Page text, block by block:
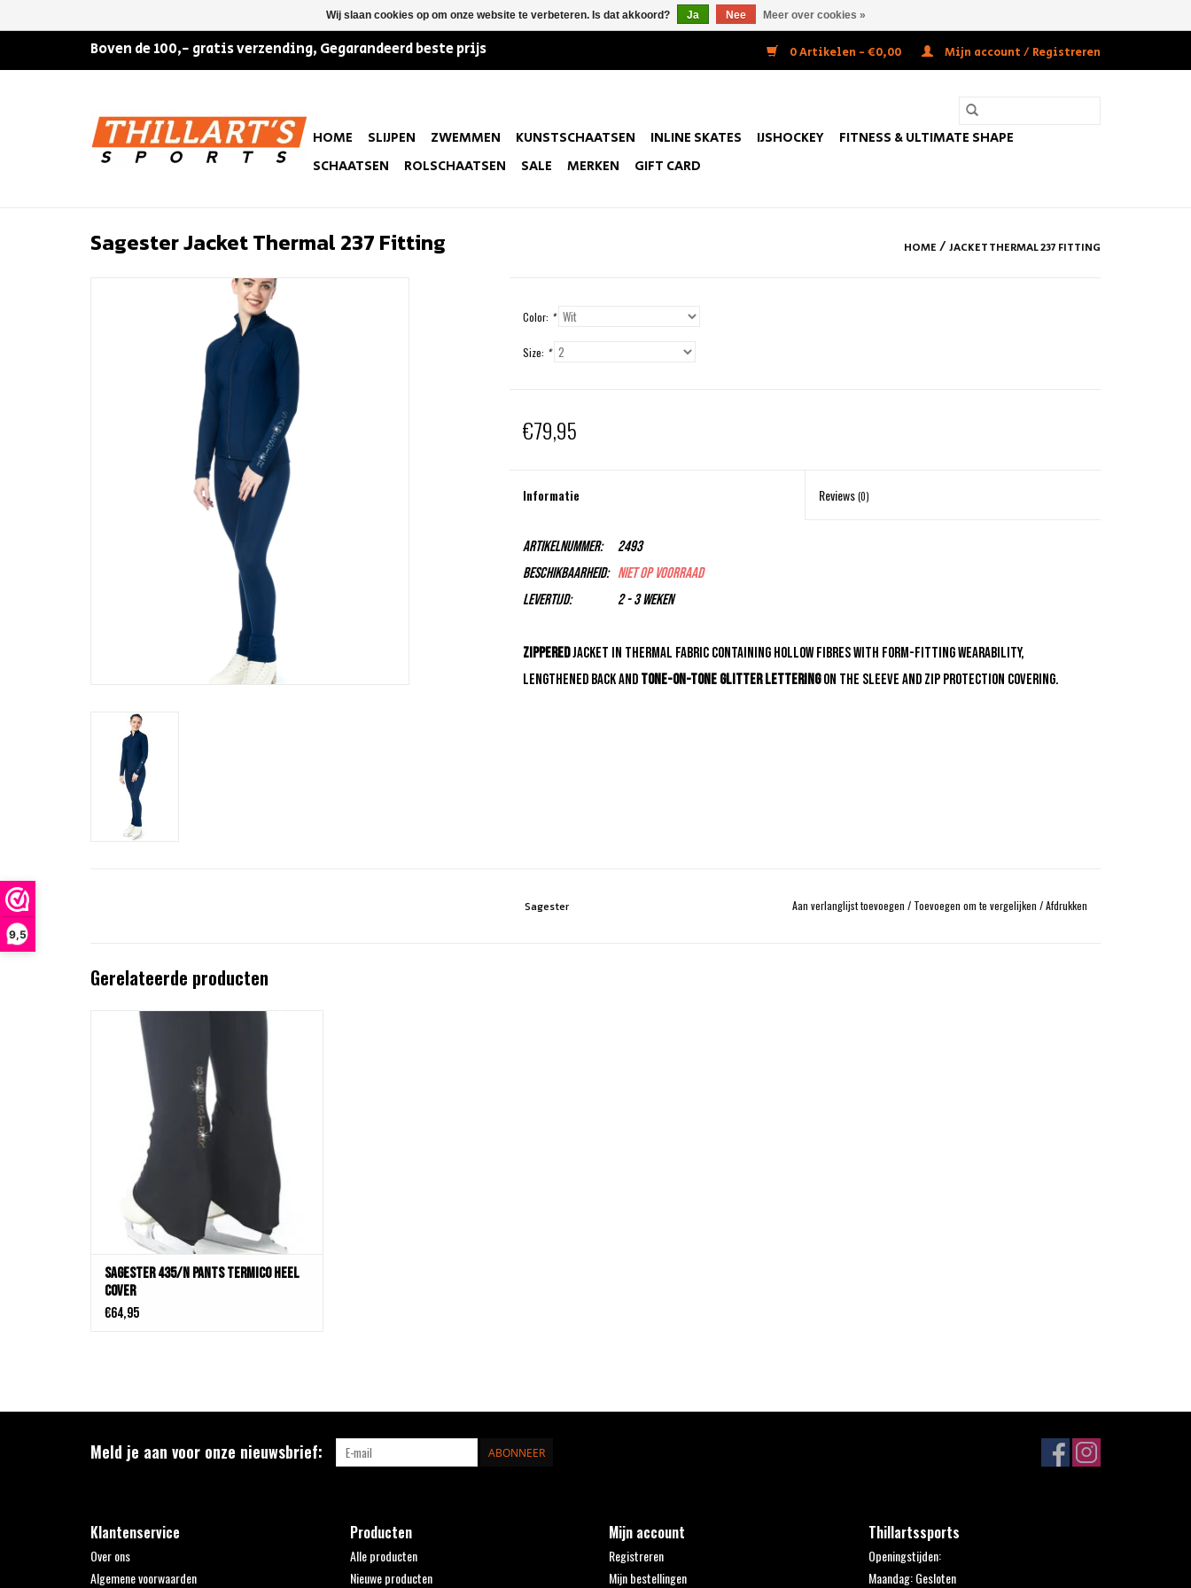
9,5
Boven de 100,- gratis verzending, Gegarandeerd beste prijs 0 Artikelen - €0,00 Mijn account / Registreren
HOME SLIJPEN ZWEMMEN KUNSTSCHAATSEN INLINE SKATES IJSHOCKEY
FITNESS & ULTIMATE SHAPE
SCHAATSEN
ROLSCHAATSEN SALE MERKEN GIFT CARD
Sagester Jacket Thermal 237 Fitting HOME /JACKET THERMAL 237 FITTING
Color: *
Size: *
€79,95
Informatie Reviews(0)
Artikelnummer:
2493
Beschikbaarheid: Niet op voorraad
Levertijd:
2 - 3 weken
Zipperedjacket in thermal fabric containing hollow fibres with form-fitting wearability,
lengthened back and tone-on-tone glitter letteringon the sleeve and zip protection covering.
Sagester Aan verlanglijst toevoegen / Toevoegen om te vergelijken /Afdrukken
Gerelateerde producten
Silicone heel leggings in thermal fabric
containing hollow fibres without side stitchings
and tone-ontone glitter lettering on the back.
TOEVOEGEN AAN WINKELWAGEN
Sagester 435/N Pants Termico Heel
Cover
€64,95
Meld je aan voor onze nieuwsbrief: ABONNEER
Klantenservice
Over ons
Algemene voorwaarden
Producten
Alle producten
Nieuwe producten
Mijn account
Registreren
Mijn bestellingen
Thillartssports
Openingstijden:
Maandag: Gesloten
Wij slaan cookies op om onze website te verbeteren. Is dat akkoord? Ja Nee Meer over cookies »